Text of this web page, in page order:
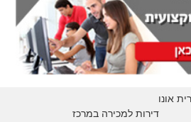
אונו
דירות למכירה במרכז